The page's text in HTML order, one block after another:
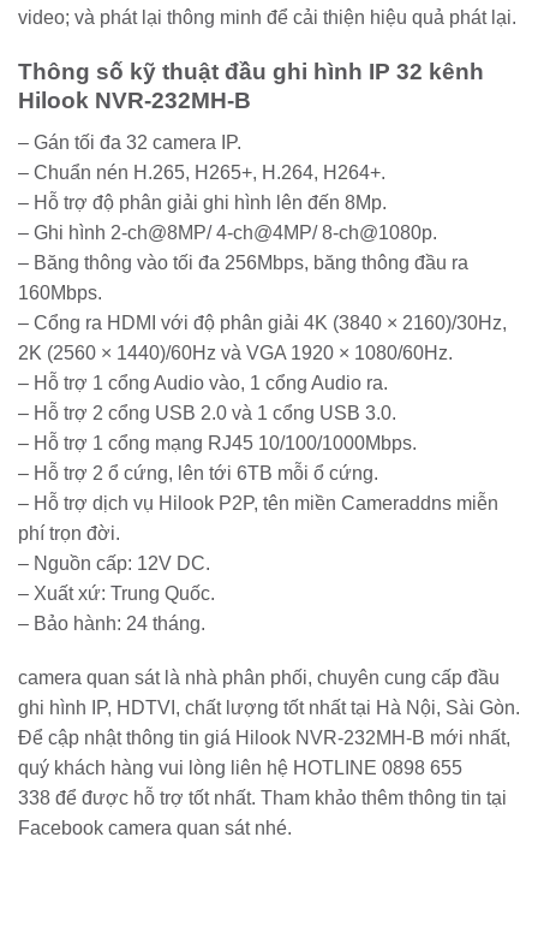
video; và phát lại thông minh để cải thiện hiệu quả phát lại.
Thông số kỹ thuật đầu ghi hình IP 32 kênh
Hilook NVR-232MH-B
– Gán tối đa 32 camera IP.
– Chuẩn nén H.265, H265+, H.264, H264+.
– Hỗ trợ độ phân giải ghi hình lên đến 8Mp.
– Ghi hình 2-ch@8MP/ 4-ch@4MP/ 8-ch@1080p.
– Băng thông vào tối đa 256Mbps, băng thông đầu ra
160Mbps.
– Cổng ra HDMI với độ phân giải 4K (3840 × 2160)/30Hz,
2K (2560 × 1440)/60Hz và VGA 1920 × 1080/60Hz.
– Hỗ trợ 1 cổng Audio vào, 1 cổng Audio ra.
– Hỗ trợ 2 cổng USB 2.0 và 1 cổng USB 3.0.
– Hỗ trợ 1 cổng mạng RJ45 10/100/1000Mbps.
– Hỗ trợ 2 ổ cứng, lên tới 6TB mỗi ổ cứng.
– Hỗ trợ dịch vụ Hilook P2P, tên miền Cameraddns miễn
phí trọn đời.
– Nguồn cấp: 12V DC.
– Xuất xứ: Trung Quốc.
– Bảo hành: 24 tháng.
camera quan sát là nhà phân phối, chuyên cung cấp đầu
ghi hình IP, HDTVI, chất lượng tốt nhất tại Hà Nội, Sài Gòn.
Để cập nhật thông tin giá Hilook NVR-232MH-B mới nhất,
quý khách hàng vui lòng liên hệ HOTLINE 0898 655
338 để được hỗ trợ tốt nhất. Tham khảo thêm thông tin tại
Facebook camera quan sát nhé.